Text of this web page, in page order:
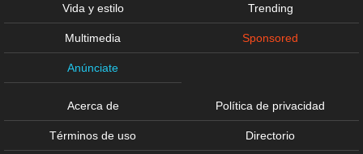
Vida y estilo Trending
Multimedia Sponsored
Anúnciate
Acerca de Política de privacidad
Términos de uso Directorio